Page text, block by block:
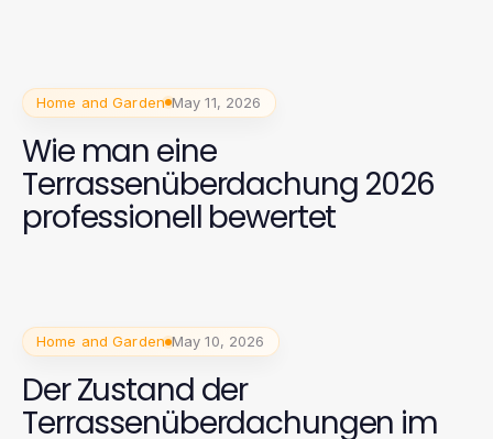
Home and Garden May 11, 2026
Wie man eine
Terrassenüberdachung 2026
professionell bewertet
Home and Garden May 10, 2026
Der Zustand der
Terrassenüberdachungen im